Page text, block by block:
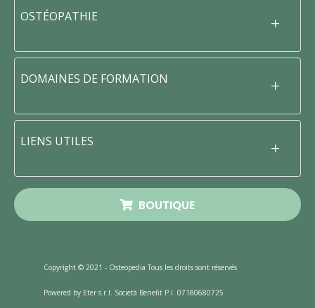
OSTÉOPATHIE
DOMAINES DE FORMATION
LIENS UTILES
BOUTIQUE
Copyright © 2021 - Osteopedia Tous les droits sont réservés
Powered by Eter s.r.l. Società Benefit P.I. 07180680725